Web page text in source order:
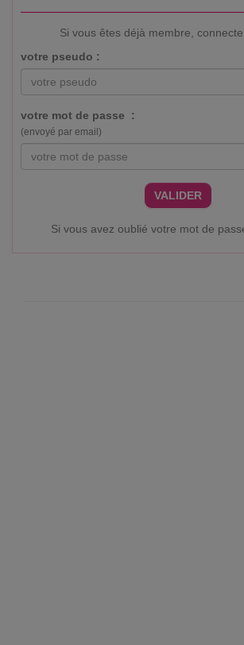
Si vous êtes déjà membre,
votre pseudo :
votre mot de passe :
(envoyé par email)
VALIDER
Si vous avez oublié votre mot de